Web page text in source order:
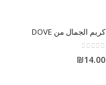
كريم الجمال من DOVE
₪14.00